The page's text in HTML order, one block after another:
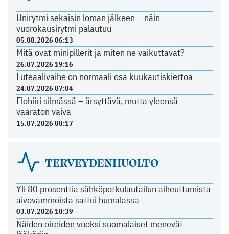
Unirytmi sekaisin loman jälkeen – näin
vuorokausirytmi palautuu
05.08.2026 06:13
Mitä ovat minipillerit ja miten ne vaikuttavat?
26.07.2026 19:16
Luteaalivaihe on normaali osa kuukautiskiertoa
24.07.2026 07:04
Elohiiri silmässä – ärsyttävä, mutta yleensä
vaaraton vaiva
15.07.2026 08:17
TERVEYDENHUOLTO
Yli 80 prosenttia sähköpotkulautailun aiheuttamista
aivovammoista sattui humalassa
03.07.2026 10:39
Näiden oireiden vuoksi suomalaiset menevät